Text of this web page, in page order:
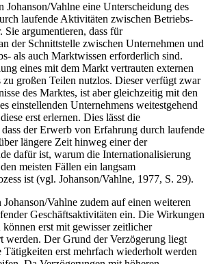
Johanson/Vahlne eine Unterscheidung des
laufende Aktivitäten zwischen Betriebs-
argumentieren, dass für
der Schnittstelle zwischen Unternehmen und
als auch Marktwissen erforderlich sind.
eines mit dem Markt vertrauten externen
zu großen Teilen nutzlos. Dieser verfügt zwar
des Marktes, ist aber gleichzeitig mit den
einstellenden Unternehmens weitestgehend
erst erlernen. Dies lässt die
der Erwerb von Erfahrung durch laufende
längere Zeit hinweg einer der
dafür ist, warum die Internationalisierung
meisten Fällen ein langsam
ist (vgl. Johanson/Vahlne, 1977, S. 29).
Vahlne zudem auf einen weiteren
Geschäftsaktivitäten ein. Die Wirkungen
erst mit gewisser zeitlicher
werden. Der Grund der Verzögerung liegt
Tätigkeiten erst mehrfach wiederholt werden